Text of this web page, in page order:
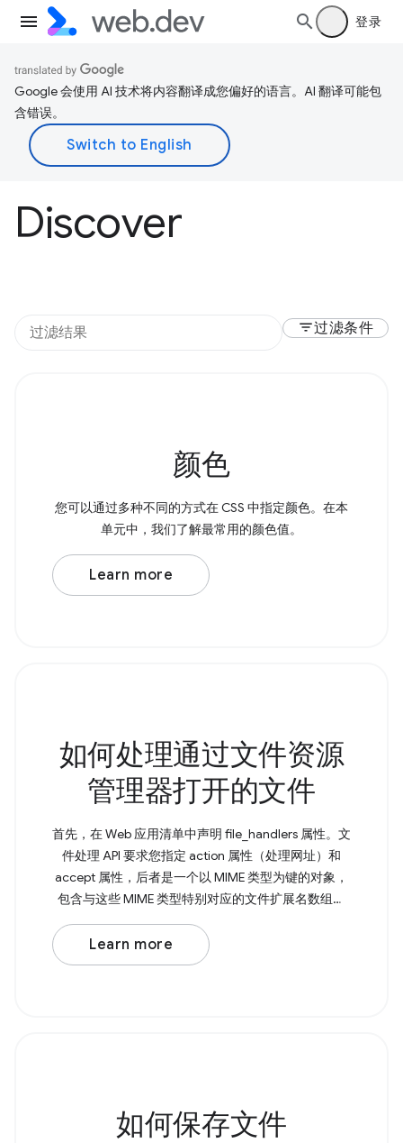
登录
Google 会使用 AI 技术将内容翻译成您偏好的语言。AI 翻译可能包
含错误。
Discover
filter_list过滤条件
颜色
您可以通过多种不同的方式在 CSS 中指定颜色。在本
单元中，我们了解最常用的颜色值。
Learn more
如何处理通过文件资源
管理器打开的文件
首先，在 Web 应用清单中声明 file_handlers 属性。文
件处理 API 要求您指定 action 属性（处理网址）和
accept 属性，后者是一个以 MIME 类型为键的对象，
包含与这些 MIME 类型特别对应的文件扩展名数组。
接下来，您需要使用 File Handling API 通过
launchQueue 命令式地处理已打开的文件。 Browser
Support Source 如果不支持 File Handling API，您仍
Learn more
如何保存文件